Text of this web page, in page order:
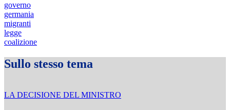
governo
germania
migranti
legge
coalizione
Sullo stesso tema
LA DECISIONE DEL MINISTRO